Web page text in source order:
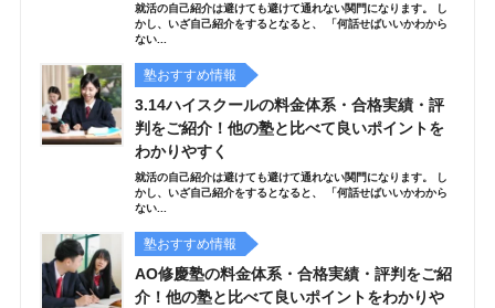
就活の自己紹介は避けても避けて通れない関門になります。 し
かし、いざ自己紹介をするとなると、 「何話せばいいかわから
ない...
塾おすすめ情報
3.14ハイスクールの料金体系・合格実績・評
判をご紹介！他の塾と比べて良いポイントを
わかりやすく
就活の自己紹介は避けても避けて通れない関門になります。 し
かし、いざ自己紹介をするとなると、 「何話せばいいかわから
ない...
塾おすすめ情報
AO修慶塾の料金体系・合格実績・評判をご紹
介！他の塾と比べて良いポイントをわかりや